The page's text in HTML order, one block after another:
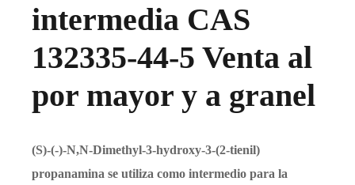
intermedia CAS
132335-44-5 Venta al
por mayor y a granel
(S)-(-)-N,N-Dimethyl-3-hydroxy-3-(2-tienil)
propanamina se utiliza como intermedio para la